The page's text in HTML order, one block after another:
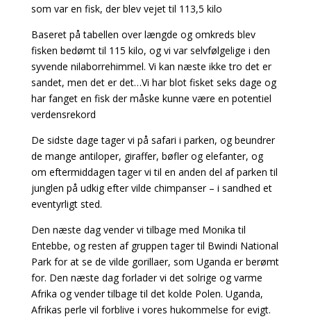
som var en fisk, der blev vejet til 113,5 kilo
Baseret på tabellen over længde og omkreds blev
fisken bedømt til 115 kilo, og vi var selvfølgelige i den
syvende nilaborrehimmel. Vi kan næste ikke tro det er
sandet, men det er det…Vi har blot fisket seks dage og
har fanget en fisk der måske kunne være en potentiel
verdensrekord
De sidste dage tager vi på safari i parken, og beundrer
de mange antiloper, giraffer, bøfler og elefanter, og
om eftermiddagen tager vi til en anden del af parken til
junglen på udkig efter vilde chimpanser – i sandhed et
eventyrligt sted.
Den næste dag vender vi tilbage med Monika til
Entebbe, og resten af ​​gruppen tager til Bwindi National
Park for at se de vilde gorillaer, som Uganda er berømt
for. Den næste dag forlader vi det solrige og varme
Afrika og vender tilbage til det kolde Polen. Uganda,
Afrikas perle vil forblive i vores hukommelse for evigt.